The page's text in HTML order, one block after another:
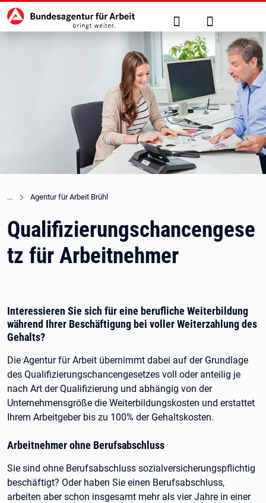
zu den Hauptinhalten springen
Hauptnavigation Suche Anmelden
Agentur für Arbeit Brühl
Qualifizierungschancengese
tz für Arbeitnehmer
Interessieren Sie sich für eine berufliche Weiterbildung
während Ihrer Beschäftigung bei voller Weiterzahlung des
Gehalts?
Die Agentur für Arbeit übernimmt dabei auf der Grundlage
des Qualifizierungschancengesetzes voll oder anteilig je
nach Art der Qualifizierung und abhängig von der
Unternehmensgröße die Weiterbildungskosten und erstattet
Ihrem Arbeitgeber bis zu 100% der Gehaltskosten.
Arbeitnehmer ohne Berufsabschluss
Sie sind ohne Berufsabschluss sozialversicherungspflichtig
beschäftigt? Oder haben Sie einen Berufsabschluss,
arbeiten aber schon insgesamt mehr als vier Jahre in einer